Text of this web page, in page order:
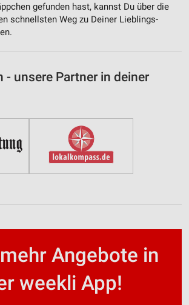
gefunden hast, kannst Du über die
schnellsten Weg zu Deiner Lieblings-
- unsere Partner in deiner
Angebote in
weekli App!